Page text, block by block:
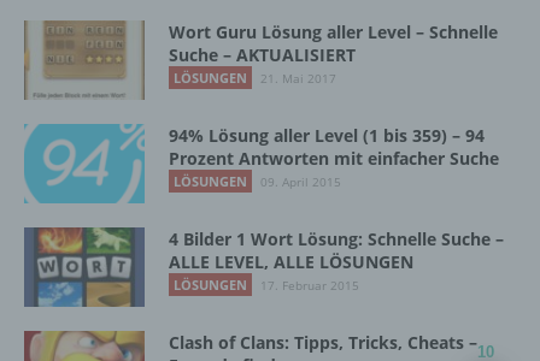
Wort Guru Lösung aller Level – Schnelle
Suche – AKTUALISIERT
LÖSUNGEN 21. Mai 2017
94% Lösung aller Level (1 bis 359) – 94
Prozent Antworten mit einfacher Suche
LÖSUNGEN 09. April 2015
4 Bilder 1 Wort Lösung: Schnelle Suche –
ALLE LEVEL, ALLE LÖSUNGEN
LÖSUNGEN 17. Februar 2015
Clash of Clans: Tipps, Tricks, Cheats –10
bestimmten Untersuchungsauftrags nach
dem Unionsrecht oder dem Recht der
Mitgliedstaaten möglicherweise
jedoch nicht als Empfänger.
Dritter ist eine natürliche oder juristische
Person, Behörde, Einrichtung oder andere
Verantwortlichen, dem Auftragsverarbeiter